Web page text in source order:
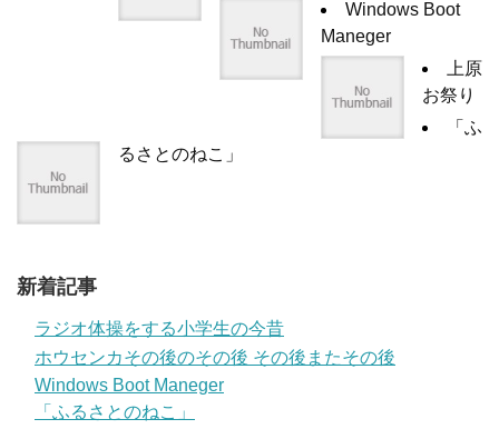
Windows Boot
Maneger
上原
お祭り
「ふ
るさとのねこ」
新着記事
ラジオ体操をする小学生の今昔
ホウセンカその後のその後 その後またその後
Windows Boot Maneger
「ふるさとのねこ」